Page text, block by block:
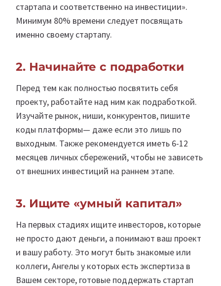
стартапа и соответственно на инвестиции».
Минимум 80% времени следует посвящать
именно своему стартапу.
2. Начинайте с подработки
Перед тем как полностью посвятить себя
проекту, работайте над ним как подработкой.
Изучайте рынок, ниши, конкурентов, пишите
коды платформы— даже если это лишь по
выходным. Также рекомендуется иметь 6-12
месяцев личных сбережений, чтобы не зависеть
от внешних инвестиций на раннем этапе.
3. Ищите «умный капитал»
На первых стадиях ищите инвесторов, которые
не просто дают деньги, а понимают ваш проект
и вашу работу. Это могут быть знакомые или
коллеги, Ангелы у которых есть экспертиза в
Вашем секторе, готовые поддержать стартап